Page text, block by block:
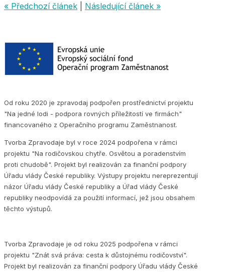
« Předchozí článek Následující článek »
Od roku 2020 je zpravodaj podpořen prostřednictví projektu
"Na jedné lodi - podpora rovných příležitostí ve firmách"
financovaného z Operačního programu Zaměstnanost.
Tvorba Zpravodaje byl v roce 2024 podpořena v rámci
projektu "Na rodičovskou chytře. Osvětou a poradenstvím
proti chudobě". Projekt byl realizován za finanční podpory
Úřadu vlády České republiky. Výstupy projektu nereprezentují
názor Úřadu vlády České republiky a Úřad vlády České
republiky neodpovídá za použití informací, jež jsou obsahem
těchto výstupů.
Tvorba Zpravodaje je od roku 2025 podpořena v rámci
projektu "Znát svá práva: cesta k důstojnému rodičovství".
Projekt byl realizován za finanční podpory Úřadu vlády České